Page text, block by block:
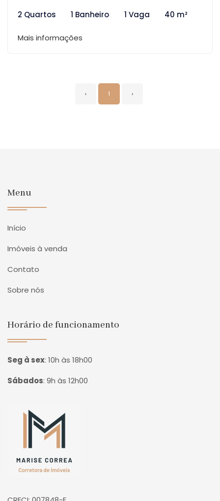
2 Quartos
1 Banheiro 1 Vaga 40 m²
Mais informações
‹ 1 ›
Menu
Início
Imóveis à venda
Contato
Sobre nós
Horário de funcionamento
Seg à sex: 10h às 18h00
Sábados: 9h às 12h00
Página inicial